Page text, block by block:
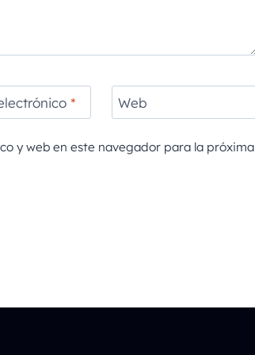
* Web
y web en este navegador para la próxima